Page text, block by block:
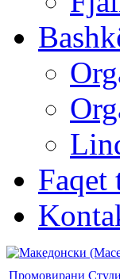
Faqet
Промовирани